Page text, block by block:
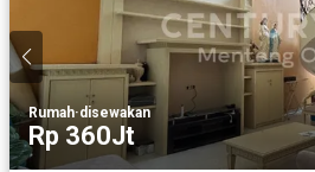
Rumah·disewakan
Rp 360Jt